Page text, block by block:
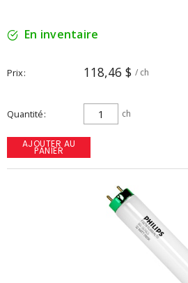
En inventaire
Prix 118,46 $ / ch
Quantité ch
AJOUTER AU
PANIER